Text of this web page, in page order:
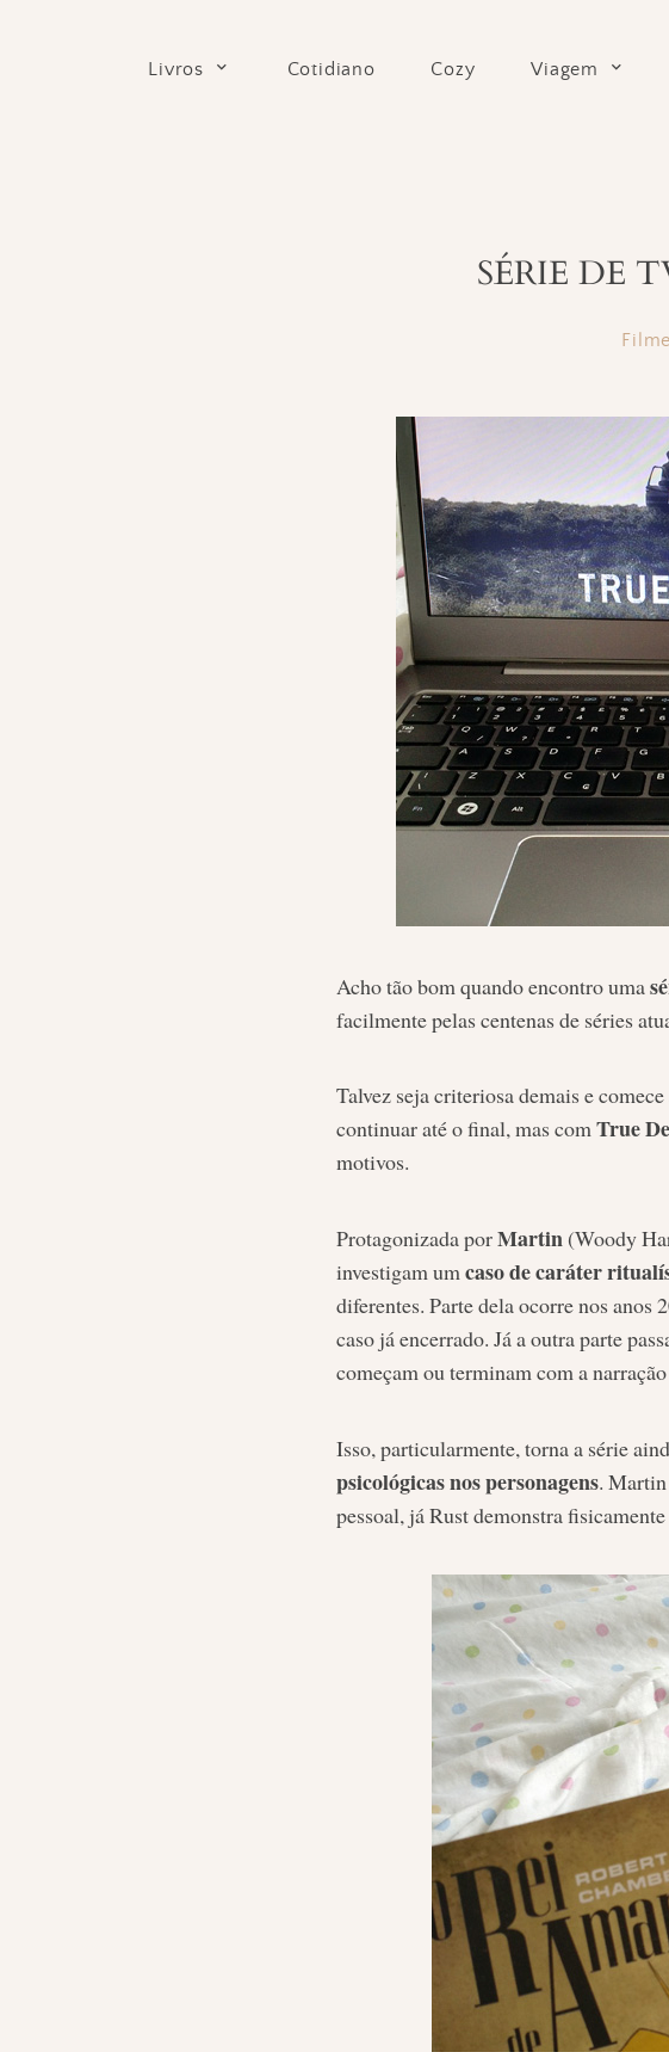
Livros Cotidiano Cozy Viagem
SÉRIE DE
Acho tão bom quando encontro uma
facilmente pelas centenas de séries
Talvez seja criteriosa demais e
continuar até o final, mas comTrue
motivos.
Protagonizada porMartin (Woody
investigam umcaso de caráter
diferentes. Parte dela ocorre nos anos
caso já encerrado. Já a outra parte
começam ou terminam com a
Isso, particularmente, torna a série
psicológicas nos personagens.
pessoal, já Rust demonstra